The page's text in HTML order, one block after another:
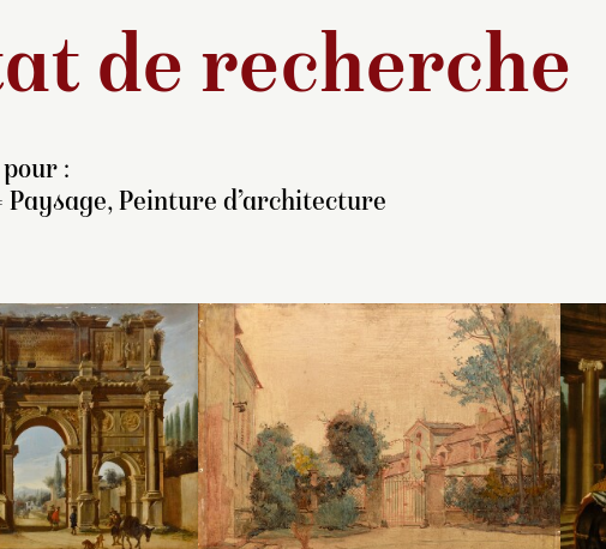
de recherche
:
Paysage, Peinture d’architecture
artiste peintre
grecque, Auguste
Anastasi fut
Paul Delaroche et
Corot. Il
Si la formation artistique de
ce peintre est mal connue,
sa présence est attestée à
Naples de 1634 à 1647,
ville qu’il est obligé de